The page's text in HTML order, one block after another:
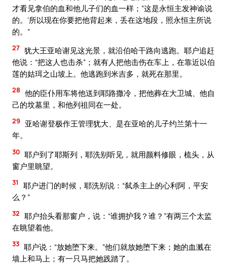
才看见拿伯的血和他儿子们的血一样；”这是永恒主发神谕说
的。’所以现在你要把他背起来，丢在这地段，照永恒主所说
的。”
27 犹大王亚哈谢见这光景，就沿伯哈干路向逃跑。耶户追赶
他说：“把这人也击杀”；就有人把他击伤在车上，在靠近以伯
莲的姑珥之山坡上。他逃跑到米吉多，就死在那里。
28 他的臣仆用车将他送到耶路撒冷，把他葬在大卫城、他自
己的坟墓里，和他列祖同在一处。
29
亚哈谢登极作王管理犹大、是在亚哈的儿子约兰第十一
年。
30 耶户到了耶斯列，耶洗别听见，就用颜料修眼，梳头，从
窗户里眺望。
31
耶户进门的时候，耶洗别说：“弑杀主上的心利阿，平安
么？”
32 耶户抬头看那窗户，说：“谁拥护我？谁？”有两三个太监
在眺望着他。
33 耶户说：“放她堕下来。”他们就放她堕下来；她的血溅在
墙上和马上；有一只马把她践踏了。